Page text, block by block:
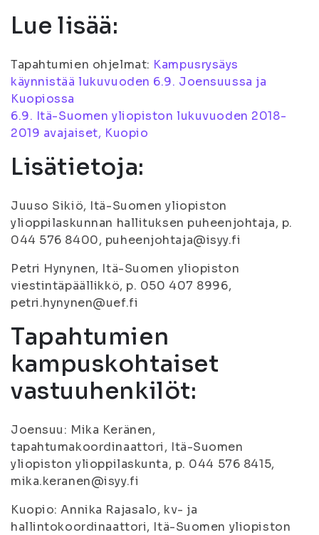
Lue lisää:
Tapahtumien ohjelmat: Kampusrysäys
käynnistää lukuvuoden 6.9. Joensuussa ja
Kuopiossa
6.9. Itä-Suomen yliopiston lukuvuoden 2018-
2019 avajaiset, Kuopio
Lisätietoja:
Juuso Sikiö, Itä-Suomen yliopiston
ylioppilaskunnan hallituksen puheenjohtaja, p.
044 576 8400, puheenjohtaja@isyy.fi
Petri Hynynen, Itä-Suomen yliopiston
viestintäpäällikkö, p. 050 407 8996,
petri.hynynen@uef.fi
Tapahtumien
kampuskohtaiset
vastuuhenkilöt:
Joensuu: Mika Keränen,
tapahtumakoordinaattori, Itä-Suomen
yliopiston ylioppilaskunta, p. 044 576 8415,
mika.keranen@isyy.fi
Kuopio: Annika Rajasalo, kv- ja
hallintokoordinaattori, Itä-Suomen yliopiston